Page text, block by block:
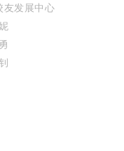
发展中心